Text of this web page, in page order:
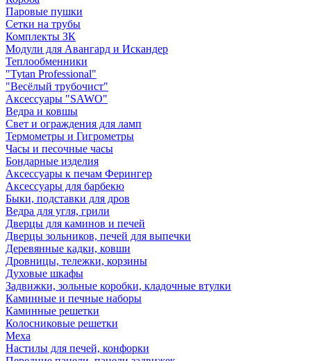
Паровые пушки
Сетки на трубы
Комплекты ЗК
Модули для Авангард и Искандер
Теплообменники
"Tytan Professional"
"Весёлый трубочист"
Аксессуары "SAWO"
Ведра и ковшы
Свет и ограждения для ламп
Термометры и Гигрометры
Часы и песочные часы
Бондарные изделия
Аксессуары к печам Ферингер
Аксессуары для барбекю
Быки, подставки для дров
Ведра для угля, грили
Дверцы для каминов и печей
Дверцы зольников, печей для выпечки
Деревянные кадки, ковши
Дровницы, тележки, корзины
Духовые шкафы
Задвижки, зольные коробки, кладочные втулки
Каминные и печные наборы
Каминные решетки
Колосниковые решетки
Меха
Настилы для печей, конфорки